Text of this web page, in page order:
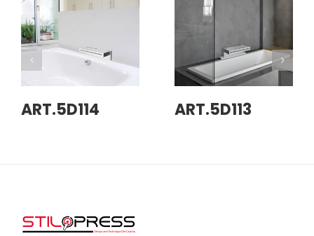
ART.5D114 ART.5D113